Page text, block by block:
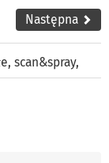
Następna
, scan&spray,